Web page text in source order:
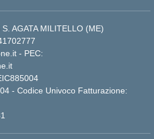
AGATA MILITELLO (ME)
- PEC:
- Codice Univoco Fatturazione: